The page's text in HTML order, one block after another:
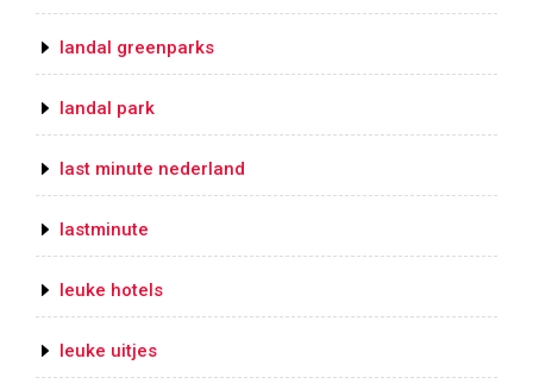
landal greenparks
landal park
last minute nederland
lastminute
leuke hotels
leuke uitjes